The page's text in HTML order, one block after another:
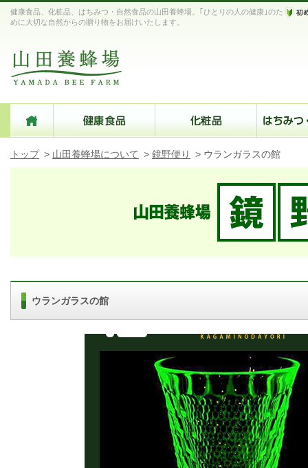
健康食品、化粧品、はちみつ・自然食品の山田養蜂場。｢ひとりの人の健康｣のた
めに大切な自然からの贈り物をお届けいたします。
トップ > 山田養蜂場について > 鏡野便り > ウランガラスの館
ウランガラスの館